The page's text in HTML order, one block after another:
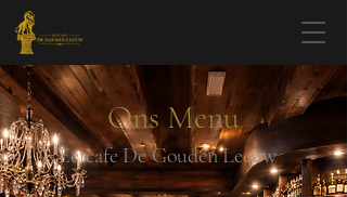
Ons Menu
Eetcafe De Gouden Leeuw